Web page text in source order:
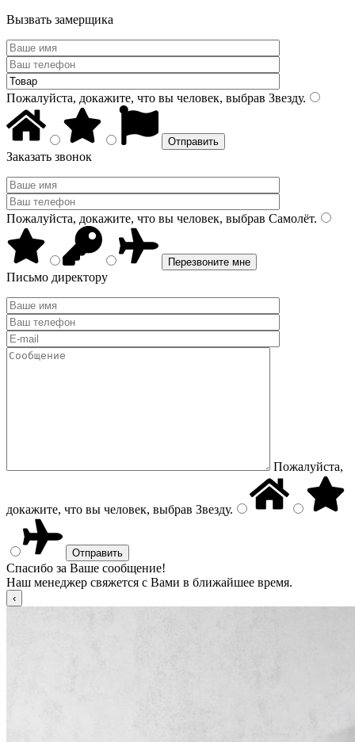
Вызвать замерщика
Пожалуйста, докажите, что вы человек, выбрав Звезду.
Заказать звонок
Пожалуйста, докажите, что вы человек, выбрав Самолёт.
Письмо директору
Пожалуйста,
докажите, что вы человек, выбрав Звезду.
Спасибо за Ваше сообщение!
Наш менеджер свяжется с Вами в ближайшее время.